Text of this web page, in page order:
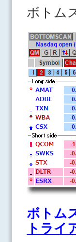
ボトム
ボトム
トライ